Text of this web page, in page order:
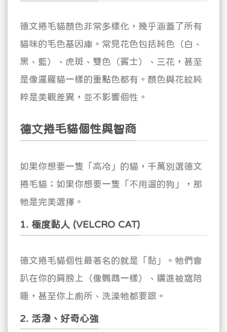
德文捲毛貓顏色非常多樣化，幾乎涵蓋了所有
貓咪的毛色基因庫。常見花色包括純色（白、
黑、藍）、虎斑、雙色（賓士）、三花，甚至
是像暹羅貓一樣的重點色都有。顏色與花紋純
粹是美觀差異，並不影響個性。
德文捲毛貓個性與智商
如果你想要一隻「高冷」的貓，千萬別選德文
捲毛貓；如果你想要一隻「不用遛的狗」，那
牠是完美選擇。
1. 極度黏人 (VELCRO CAT)
德文捲毛貓個性最著名的就是「黏」。牠們會
趴在你的肩膀上（像鸚鵡一樣）、鑽進被窩陪
睡，甚至你上廁所、洗澡牠都要跟。
2. 活潑、好奇心強